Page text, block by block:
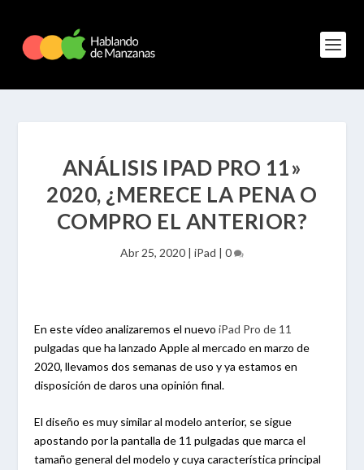
ANÁLISIS IPAD PRO 11»
2020, ¿MERECE LA PENA O
COMPRO EL ANTERIOR?
Abr 25, 2020 | iPad | 0
En este vídeo analizaremos el nuevoiPad Pro de 11
pulgadas que ha lanzado Apple al mercado en marzo de
2020, llevamos dos semanas de uso y ya estamos en
disposición de daros una opinión final.
El diseño es muy similar al modelo anterior, se sigue
apostando por la pantalla de 11 pulgadas que marca el
tamaño general del modelo y cuya característica principal